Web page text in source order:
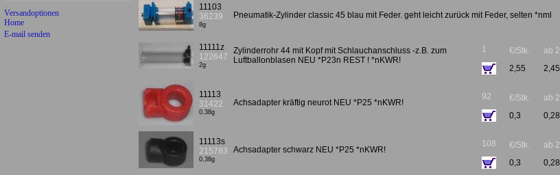
Versandoptionen
Home
E-mail senden
11103
36239
8g
Pneumatik-Zylinder classic 45 blau mit Feder. geht leicht zurück mit Feder, selten *nml
11111z
122647
2g
Zylinderrohr 44 mit Kopf mit Schlauchanschluss -z.B. zum
Luftballonblasen NEU *P23n REST ! *nKWR!
1
€/Stk.
2,55
ab 2
2,45
11113
31422
0,38g
Achsadapter kräftig neurot NEU *P25 *nKWR!
92
€/Stk.
0,3
ab 2
0,28
11113s
215783
0,38g
Achsadapter schwarz NEU *P25 *nKWR!
108
€/Stk.
0,3
ab 2
0,28